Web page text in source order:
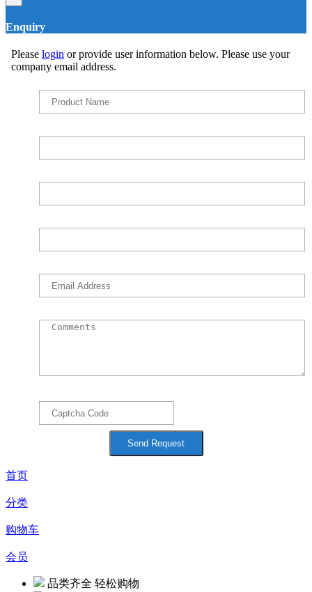
Enquiry
Please login or provide user information below. Please use your
company email address.
首页
分类
购物车
会员
品类齐全 轻松购物